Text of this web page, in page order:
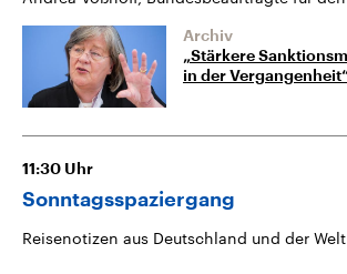
Archiv
„Stärkere
in der
11:30 Uhr
Sonntagsspaziergang
Reisenotizen aus Deutschland und der Welt